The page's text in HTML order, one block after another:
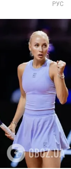
РУС